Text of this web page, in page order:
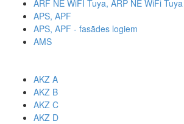
ARF NE WiFI Tuya, ARP NE WiFi Tuya
APS, APF
APS, APF - fasādes logiem
AMS
AKZ A
AKZ B
AKZ C
AKZ D